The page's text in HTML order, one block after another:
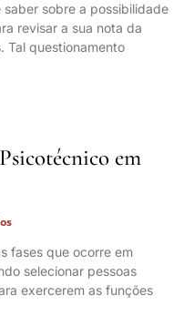
sobre a possibilidade
revisar a sua nota da
Tal questionamento
em
fases que ocorre em
selecionar pessoas
exercerem as funções